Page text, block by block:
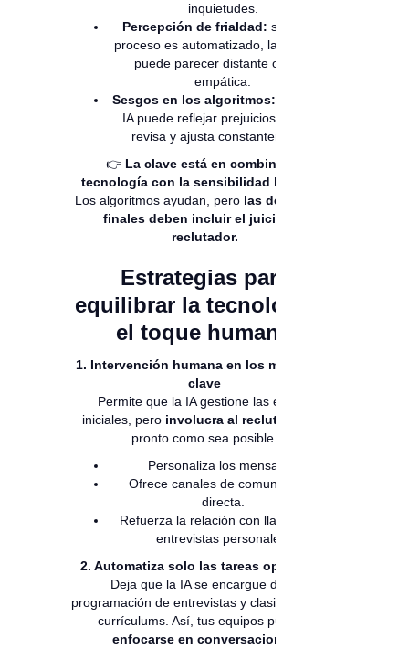
inquietudes.
Percepción de frialdad: si todo el
proceso es automatizado, la empresa
puede parecer distante o poco
empática.
Sesgos en los algoritmos:
IA puede reflejar prejuicios si no se
revisa y ajusta constantemente.
👉 La clave está en combinar la
tecnología con la sensibilidad humana.
Los algoritmos ayudan, pero las decisiones
finales deben incluir el juicio del
reclutador.
Estrategias para
equilibrar la tecnología y
el toque humano
1. Intervención humana en los momentos
clave
Permite que la IA gestione las etapas
iniciales, pero involucra al reclutador
pronto como sea posible.
Personaliza los mensajes.
Ofrece canales de comunicación
directa.
Refuerza la relación con llamadas o
entrevistas personales.
2. Automatiza solo las tareas operativas
Deja que la IA se encargue de la
programación de entrevistas y clasificación de
currículums. Así, tus equipos pueden
enfocarse en conversaciones